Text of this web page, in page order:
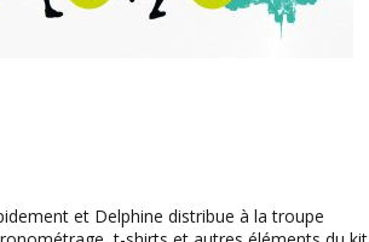
et Delphine distribue à la troupe